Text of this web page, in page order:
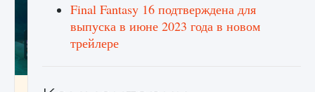
Как приручить существ из степей Тамура в
Final Fantasy 16 подтверждена для
выпуска в июне 2023 года в новом
трейлере